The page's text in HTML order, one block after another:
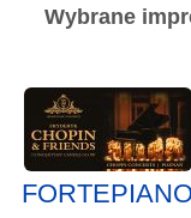
Wybrane